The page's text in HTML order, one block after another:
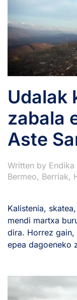
Udalak
zabala
Aste
Written by Endika
Bermeo, Berriak,
Kalistenia,
mendi martxa
dira. Horrez gain,
epea dagoeneko